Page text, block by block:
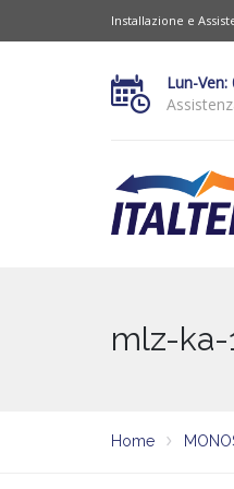
Installazione e
Lun-
mlz-ka-
Home